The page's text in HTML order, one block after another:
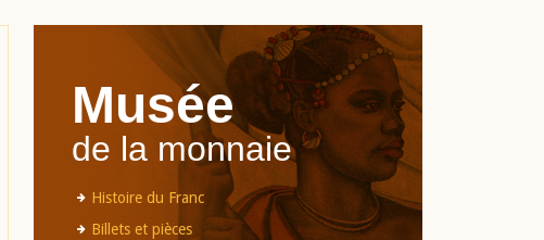
Musée
de la monnaie
Histoire du Franc
Billets et pièces